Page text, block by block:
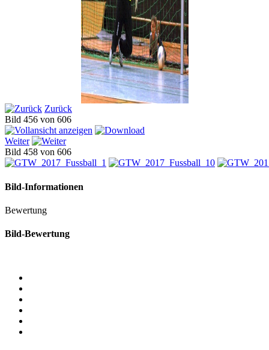
Zurück
Bild 456 von 606
Weiter
Bild 458 von 606
Bild-Informationen
Bewertung
Bild-Bewertung